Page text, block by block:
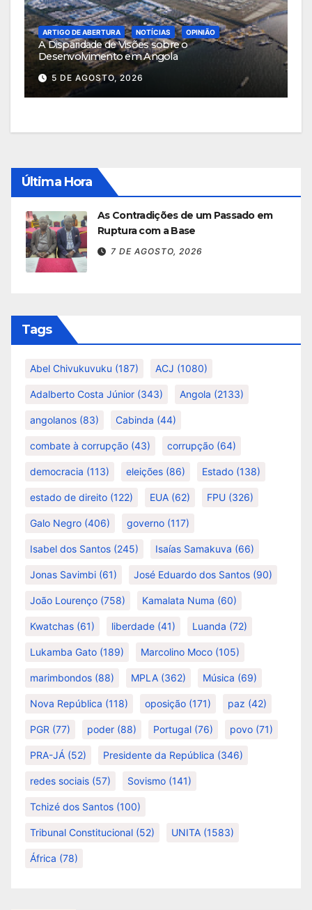
ARTIGO DE ABERTURA NOTÍCIAS OPINIÃO
A Disparidade de Visões sobre o
Desenvolvimento em Angola
5 DE AGOSTO, 2026
Última Hora
As Contradições de um Passado em
Ruptura com a Base
7 DE AGOSTO, 2026
Tags
Abel Chivukuvuku (187) ACJ (1080)
Adalberto Costa Júnior (343) Angola (2133)
angolanos (83) Cabinda (44)
combate à corrupção (43) corrupção (64)
democracia (113) eleições (86) Estado (138)
estado de direito (122) EUA (62) FPU (326)
Galo Negro (406) governo (117)
Isabel dos Santos (245) Isaías Samakuva (66)
Jonas Savimbi (61) José Eduardo dos Santos (90)
João Lourenço (758) Kamalata Numa (60)
Kwatchas (61) liberdade (41) Luanda (72)
Lukamba Gato (189) Marcolino Moco (105)
marimbondos (88) MPLA (362) Música (69)
Nova República (118) oposição (171) paz (42)
PGR (77) poder (88) Portugal (76) povo (71)
PRA-JÁ (52) Presidente da República (346)
redes sociais (57) Sovismo (141)
Tchizé dos Santos (100)
Tribunal Constitucional (52) UNITA (1583)
África (78)